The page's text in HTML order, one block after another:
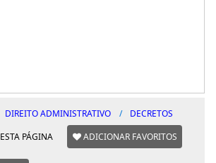
DIREITO ADMINISTRATIVO
DECRETOS
ESTA PÁGINA ADICIONAR FAVORITOS